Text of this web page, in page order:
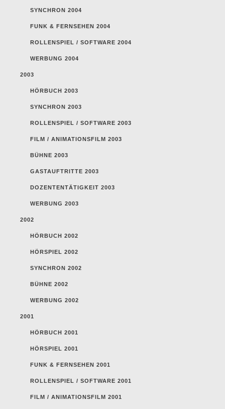
SYNCHRON 2004
FUNK & FERNSEHEN 2004
ROLLENSPIEL / SOFTWARE 2004
WERBUNG 2004
2003
HÖRBUCH 2003
SYNCHRON 2003
ROLLENSPIEL / SOFTWARE 2003
FILM / ANIMATIONSFILM 2003
BÜHNE 2003
GASTAUFTRITTE 2003
DOZENTENTÄTIGKEIT 2003
WERBUNG 2003
2002
HÖRBUCH 2002
HÖRSPIEL 2002
SYNCHRON 2002
BÜHNE 2002
WERBUNG 2002
2001
HÖRBUCH 2001
HÖRSPIEL 2001
FUNK & FERNSEHEN 2001
ROLLENSPIEL / SOFTWARE 2001
FILM / ANIMATIONSFILM 2001